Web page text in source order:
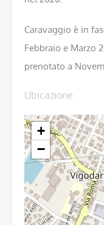
Caravaggio è in
Febbraio e Marzo
prenotato a
Ubicazione
+
−